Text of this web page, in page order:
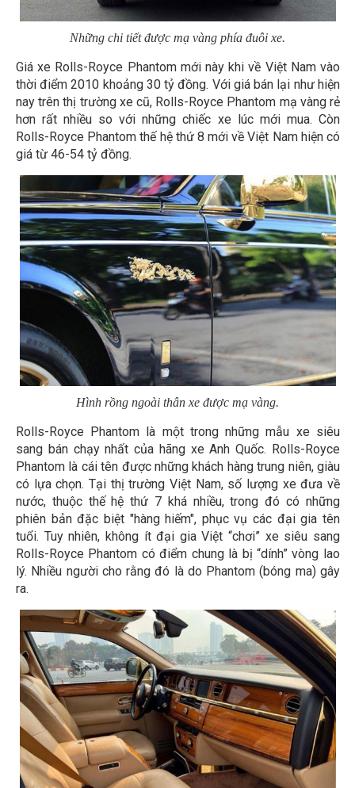
Những chi tiết được mạ vàng phía đuôi xe.
Giá xe Rolls-Royce Phantom mới này khi về Việt Nam vào
thời điểm 2010 khoảng 30 tỷ đồng. Với giá bán lại như hiện
nay trên thị trường xe cũ, Rolls-Royce Phantom mạ vàng rẻ
hơn rất nhiều so với những chiếc xe lúc mới mua. Còn
Rolls-Royce Phantom thế hệ thứ 8 mới về Việt Nam hiện có
giá từ 46-54 tỷ đồng.
Hình rồng ngoài thân xe được mạ vàng.
Rolls-Royce Phantom là một trong những mẫu xe siêu
sang bán chạy nhất của hãng xe Anh Quốc. Rolls-Royce
Phantom là cái tên được những khách hàng trung niên, giàu
có lựa chọn. Tại thị trường Việt Nam, số lượng xe đưa về
nước, thuộc thế hệ thứ 7 khá nhiều, trong đó có những
phiên bản đặc biệt "hàng hiếm", phục vụ các đại gia tên
tuổi. Tuy nhiên, không ít đại gia Việt “chơi” xe siêu sang
Rolls-Royce Phantom có điểm chung là bị “dính” vòng lao
lý. Nhiều người cho rằng đó là do Phantom (bóng ma) gây
ra.